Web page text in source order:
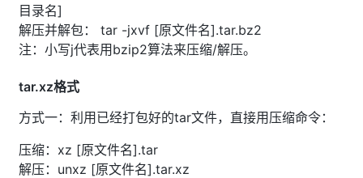
目录名]
解压并解包： tar -jxvf [原文件名].tar.bz2
注：小写j代表用bzip2算法来压缩/解压。
tar.xz格式
方式一：利用已经打包好的tar文件，直接用压缩命令：
压缩：xz [原文件名].tar
解压：unxz [原文件名].tar.xz